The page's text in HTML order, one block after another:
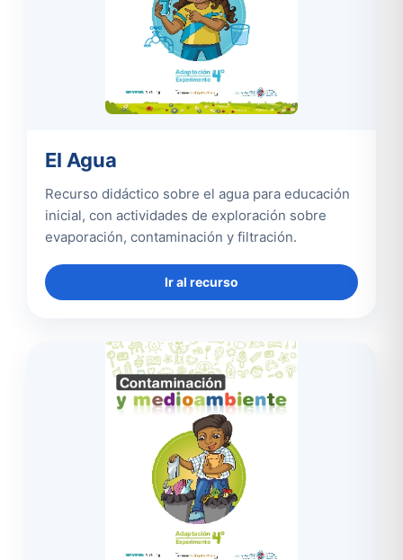
El Agua
Recurso didáctico sobre el agua para educación
inicial, con actividades de exploración sobre
evaporación, contaminación y filtración.
Ir al recurso